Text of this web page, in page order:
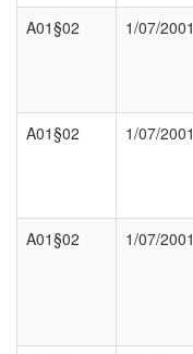
A01§02
1/07/2001
A01§02
1/07/2001
A01§02
1/07/2001